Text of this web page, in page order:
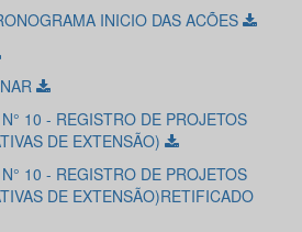
INICIO DAS ACÕES
10 - REGISTRO DE PROJETOS
DE EXTENSÃO)
10 - REGISTRO DE PROJETOS
DE EXTENSÃO)RETIFICADO